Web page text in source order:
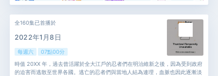
全160集已首播於
2022年1月8日
每週六
07點00分
時值 20XX 年，過去曾活躍於全大江戶的忍者們在明治維新之後，因為受到政府
的迫害而逃散至世界各國。逃亡的忍者們與當地人結為連理，血脈也因此逐漸淡